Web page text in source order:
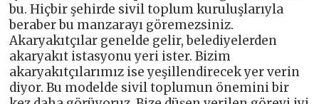
bu. Hiçbir şehirde sivil toplum kuruluşlarıyla
beraber bu manzarayı göremezsiniz.
Akaryakıtçılar genelde gelir, belediyelerden
akaryakıt istasyonu yeri ister. Bizim
akaryakıtçılarımız ise yeşillendirecek yer verin
diyor. Bu modelde sivil toplumun önemini bir